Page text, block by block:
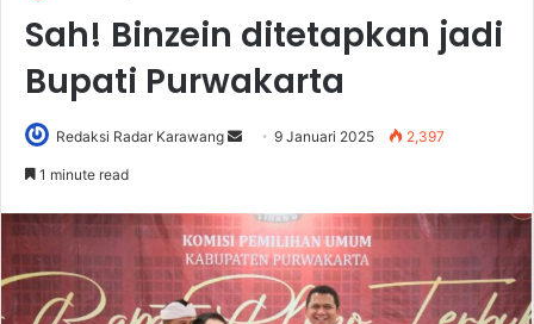
Sah! Binzein ditetapkan jadi
Bupati Purwakarta
Redaksi Radar Karawang
Send9 Januari 2025 2,397
1 minute read